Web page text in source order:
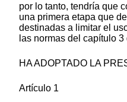
por lo tanto, tendría que
una primera etapa que
destinadas a limitar el
las normas del capítulo
HA ADOPTADO LA
Artículo 1